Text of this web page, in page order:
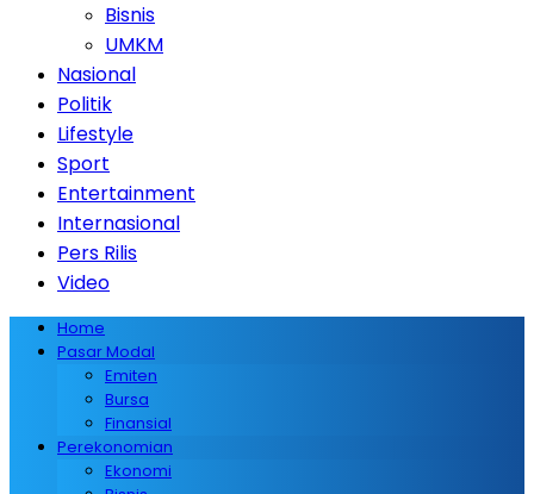
Bisnis
UMKM
Nasional
Politik
Lifestyle
Sport
Entertainment
Internasional
Pers Rilis
Video
Home
Pasar Modal
Emiten
Bursa
Finansial
Perekonomian
Ekonomi